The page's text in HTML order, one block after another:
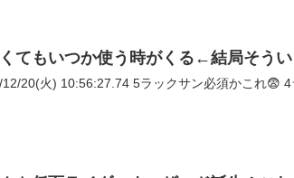
くてもいつか使う時がくる←結局そう